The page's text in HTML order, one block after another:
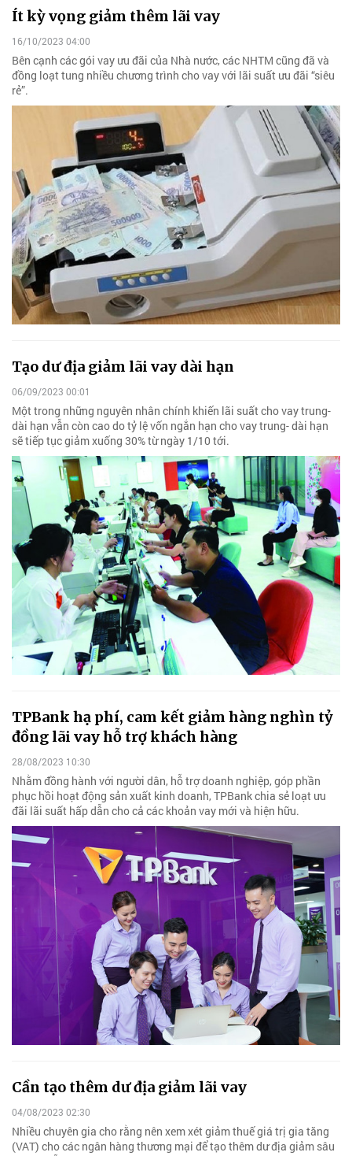
Ít kỳ vọng giảm thêm lãi vay
16/10/2023 04:00
Bên cạnh các gói vay ưu đãi của Nhà nước, các NHTM cũng đã và
đồng loạt tung nhiều chương trình cho vay với lãi suất ưu đãi “siêu
rẻ”.
Tạo dư địa giảm lãi vay dài hạn
06/09/2023 00:01
Một trong những nguyên nhân chính khiến lãi suất cho vay trung-
dài hạn vẫn còn cao do tỷ lệ vốn ngắn hạn cho vay trung- dài hạn
sẽ tiếp tục giảm xuống 30% từ ngày 1/10 tới.
TPBank hạ phí, cam kết giảm hàng nghìn tỷ
đồng lãi vay hỗ trợ khách hàng
28/08/2023 10:30
Nhằm đồng hành với người dân, hỗ trợ doanh nghiệp, góp phần
phục hồi hoạt động sản xuất kinh doanh, TPBank chia sẻ loạt ưu
đãi lãi suất hấp dẫn cho cả các khoản vay mới và hiện hữu.
Cần tạo thêm dư địa giảm lãi vay
04/08/2023 02:30
Nhiều chuyên gia cho rằng nên xem xét giảm thuế giá trị gia tăng
(VAT) cho các ngân hàng thương mại để tạo thêm dư địa giảm sâu